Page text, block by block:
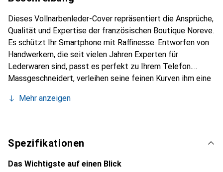
Dieses Vollnarbenleder-Cover repräsentiert die Ansprüche,
Qualität und Expertise der französischen Boutique Noreve.
Es schützt Ihr Smartphone mit Raffinesse. Entworfen von
Handwerkern, die seit vielen Jahren Experten für
Lederwaren sind, passt es perfekt zu Ihrem Telefon.
Massgeschneidert, verleihen seine feinen Kurven ihm eine
unverzichtbaren Accessoire für Ihr Smartphone.
die Marke Noreve eine sichere Wahl für eine
anspruchsvolle Kundschaft.
Mehr anzeigen
Spezifikationen
Das Wichtigste auf einen Blick